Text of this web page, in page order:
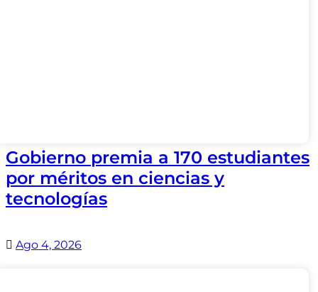
Gobierno premia a 170 estudiantes
por méritos en ciencias y
tecnologías
Ago 4, 2026